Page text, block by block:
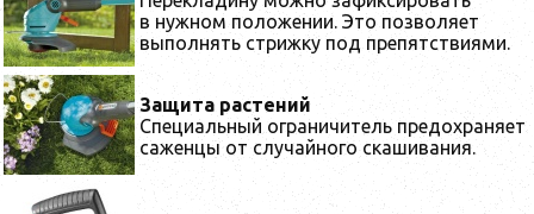
в нужном положении. Это позволяет
выполнять стрижку под препятствиями.
Защита растений
Специальный ограничитель предохраняет
саженцы от случайного скашивания.